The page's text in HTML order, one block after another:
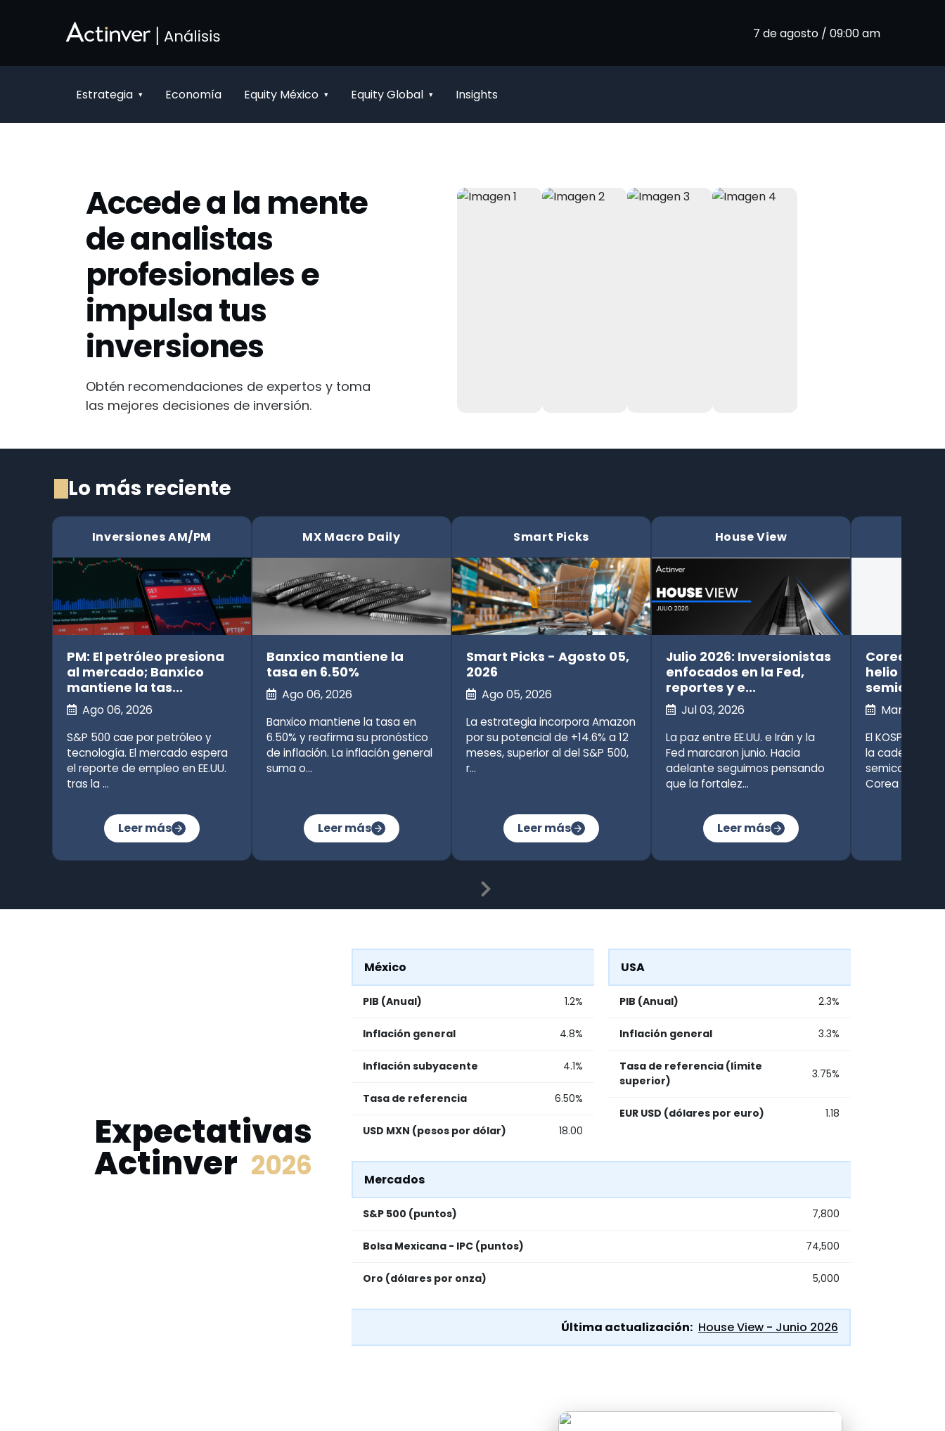
7 de agosto / 09:00 am
Estrategia ▾ Economía Equity México ▾ Equity Global ▾ Insights
Accede a la mente
de analistas
profesionales e
impulsa tus
inversiones
Obtén recomendaciones de expertos y toma
las mejores decisiones de inversión.
Lo más reciente
Inversiones AM/PM
PM: El petróleo presiona
al mercado; Banxico
mantiene la tas...
Ago 06, 2026
S&P 500 cae por petróleo y
tecnología. El mercado espera
el reporte de empleo en EE.UU.
tras la ...
Leer más
MX Macro Daily
Banxico mantiene la
tasa en 6.50%
Ago 06, 2026
Banxico mantiene la tasa en
6.50% y reafirma su pronóstico
de inflación. La inflación general
suma o...
Leer más
Smart Picks
Smart Picks - Agosto 05,
2026
Ago 05, 2026
La estrategia incorpora Amazon
por su potencial de +14.6% a 12
meses, superior al del S&P 500,
r...
Leer más
House View
Julio 2026: Inversionistas
enfocados en la Fed,
reportes y e...
Jul 03, 2026
La paz entre EE.UU. e Irán y la
Fed marcaron junio. Hacia
adelante seguimos pensando
que la fortalez...
Leer más
Corea del
helio en
Mar 10,
El KOSPI cae
la cadena de
Corea del Sur;
Expectativas
Actinver 2026
México
PIB (Anual) 1.2%
Inflación general 4.8%
Inflación subyacente 4.1%
Tasa de referencia 6.50%
USD MXN (pesos por dólar) 18.00
USA
PIB (Anual) 2.3%
Inflación general 3.3%
Tasa de referencia (límite
superior)
3.75%
EUR USD (dólares por euro) 1.18
Mercados
S&P 500 (puntos) 7,800
Bolsa Mexicana - IPC (puntos) 74,500
Oro (dólares por onza) 5,000
Última actualización: House View - Junio 2026